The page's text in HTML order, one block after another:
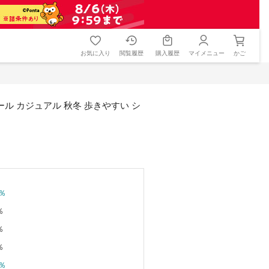
お気に入り 閲覧履歴 購入履歴 マイメニュー かご
カジュアル 秋冬 歩きやすい シ